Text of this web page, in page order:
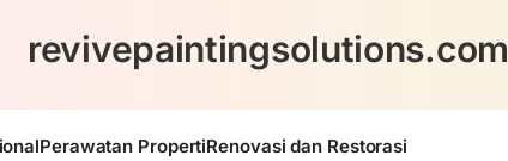
revivepaintingsolutions.com
Perawatan PropertiRenovasi dan Restorasi